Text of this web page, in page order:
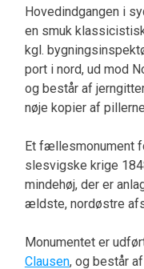
Hovedindgangen i
en smuk
kgl.
port i nord, ud mod
og består af
nøje kopier af
Et fællesmonument
slesvigske krige
mindehøj, der er
ældste, nordøstre
Monumentet er
Clausen, og består